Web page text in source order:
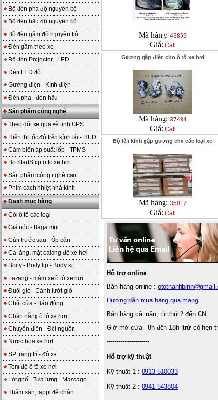
Bộ đèn pha độ nguyên bộ
Bộ đèn hậu độ nguyên bộ
Bộ đèn gầm độ nguyên bộ
Đèn gầm theo xe
Bộ đèn Projector - LED
Đèn LED độ
Gương điện - Kính điện
Đèn pha - đèn hậu
Sản phẩm công nghệ
Theo dõi xe qua vệ tinh GPS
Hiển thị tốc độ trên kính lái - HUD
Cảm biến áp suất lốp - TPMS
Bộ StartStop ô tô xe hơi
Sản phẩm công nghệ cao
Phim cách nhiệt nhà kính
Danh mục hàng
Còi ô tô các loại
Giá nóc - Baga mui
Cản trước sau - Ốp cản
Ca lăng, mặt calang độ xe hơi
Body - Body lip - Body kit
Lazang - mâm xe ô tô xe hơi
Đuôi gió - Cánh lướt gió
Chốt cửa - Báo động
Chắn nắng ô tô xe hơi
Chuyển điện - Đổi nguồn
Nước hoa xe hơi
SP trang trí - độ xe
Tem độ ô tô xe hơi
Lót ghế - Tựa lưng - Massage
Thảm sàn, tappi để chân
Mã hàng: 43859
Giá: Call
Gương gập điện cho ô tô xe hơi
Mã hàng: 37484
Giá: Call
Bộ lên kính gập gương cho các loại xe
Mã hàng: 35017
Giá: Call
Hỗ trợ online
Bán hàng online :
Hướng dẫn mua hàng qua mạng
Bán hàng cả tuần, từ thứ 2 đến CN
Giờ mở cửa : 8h đến 18h (trừ có hẹn
----------------------
Hỗ trợ kỹ thuật
Kỹ thuật 1 : 0913 510033
Kỹ thuật 2 : 0941 543804